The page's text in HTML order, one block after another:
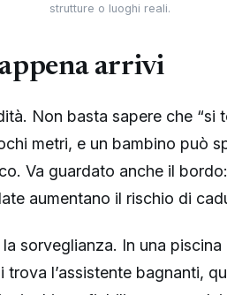
strutture o luoghi reali.
arrivi
Non basta sapere che “si
metri, e un bambino può
Va guardato anche il
aumentano il rischio di
sorveglianza. In una
l’assistente bagnanti,